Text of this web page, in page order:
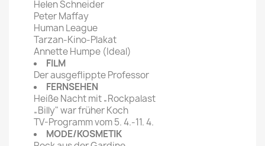
Helen Schneider
Peter Maffay
Human League
Tarzan-Kino-Plakat
Annette Humpe (Ideal)
FILM
Der ausgeflippte Professor
FERNSEHEN
Heiße Nacht mit „Rockpalast
„Billy" war früher Koch
TV-Programm vom 5. 4.-11. 4.
MODE/KOSMETIK